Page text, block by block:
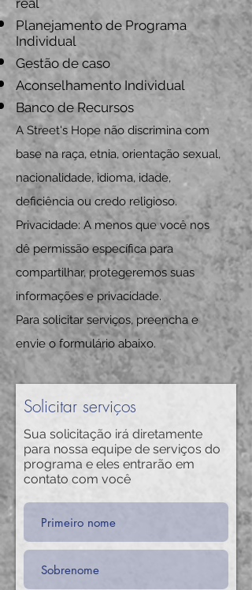
real
Planejamento de Programa
Individual
Gestão de caso
Aconselhamento Individual
Banco de Recursos
A Street's Hope não discrimina com
base na raça, etnia, orientação sexual,
nacionalidade, idioma, idade,
deficiência ou credo religioso.
Privacidade: A menos que você nos
dê permissão específica para
compartilhar, protegeremos suas
informações e privacidade.
Para solicitar serviços, preencha e
envie o formulário abaixo.
Solicitar serviços
Sua solicitação irá diretamente
para nossa equipe de serviços do
programa e eles entrarão em
contato com você